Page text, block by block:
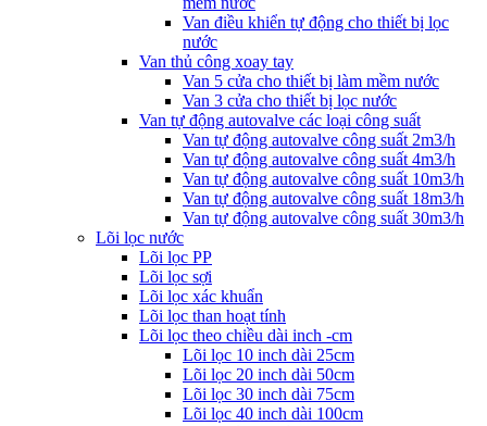
Van điều khiển tự động cho thiết bị lọc
nước
Van thủ công xoay tay
Van 5 cửa cho thiết bị làm mềm nước
Van 3 cửa cho thiết bị lọc nước
Van tự động autovalve các loại công suất
Van tự động autovalve công suất 2m3/h
Van tự động autovalve công suất 4m3/h
Van tự động autovalve công suất 10m3/h
Van tự động autovalve công suất 18m3/h
Van tự động autovalve công suất 30m3/h
Lõi lọc nước
Lõi lọc PP
Lõi lọc sợi
Lõi lọc xác khuẩn
Lõi lọc than hoạt tính
Lõi lọc theo chiều dài inch -cm
Lõi lọc 10 inch dài 25cm
Lõi lọc 20 inch dài 50cm
Lõi lọc 30 inch dài 75cm
Lõi lọc 40 inch dài 100cm